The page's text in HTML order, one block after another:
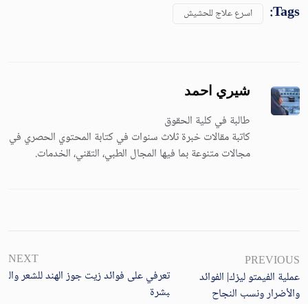
Tags: اسرع علاج للحشيش
شيري احمد
طالبة في كلية الحقوق
كاتبة مقالات خبرة ثلاث سنوات في كتابة المحتوي الحصري في
مجالات متنوعة بما فيها المجال الطبي، التقني، الخدمات.
PREVIOUS
عملية الفيمتو ليزك| الفوائد
والأضرار ونسب النجاح
NEXT
تعرفي على فوائد زيت جوز الهند للشعر وال
بشرة